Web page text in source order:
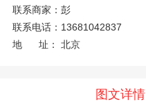
联系商家： 彭
联系电话： 13681042837
地 址：
北京
图文详情